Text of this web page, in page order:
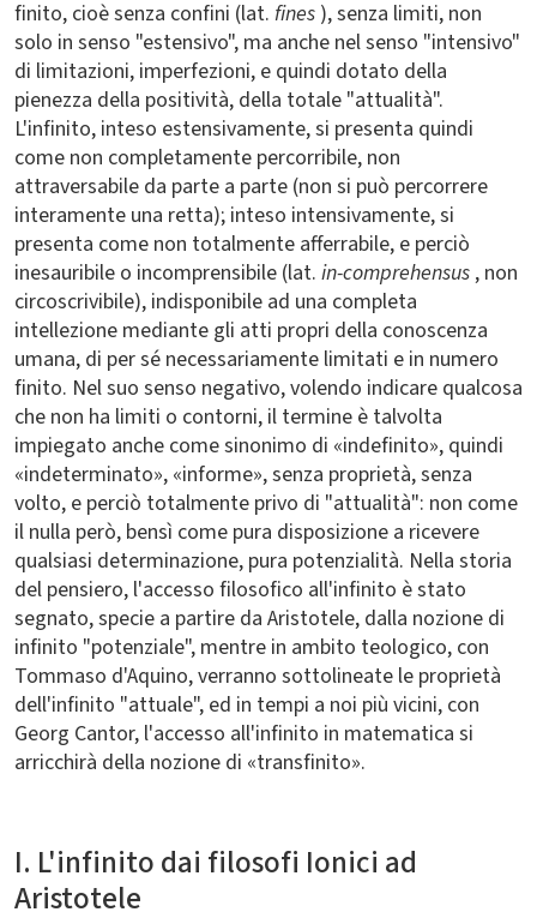
finito, cioè senza confini (lat. fines ), senza limiti, non
solo in senso "estensivo", ma anche nel senso "intensivo"
di limitazioni, imperfezioni, e quindi dotato della
pienezza della positività, della totale "attualità".
L'infinito, inteso estensivamente, si presenta quindi
come non completamente percorribile, non
attraversabile da parte a parte (non si può percorrere
interamente una retta); inteso intensivamente, si
presenta come non totalmente afferrabile, e perciò
inesauribile o incomprensibile (lat. in-comprehensus , non
circoscrivibile), indisponibile ad una completa
intellezione mediante gli atti propri della conoscenza
umana, di per sé necessariamente limitati e in numero
finito. Nel suo senso negativo, volendo indicare qualcosa
che non ha limiti o contorni, il termine è talvolta
impiegato anche come sinonimo di «indefinito», quindi
«indeterminato», «informe», senza proprietà, senza
volto, e perciò totalmente privo di "attualità": non come
il nulla però, bensì come pura disposizione a ricevere
qualsiasi determinazione, pura potenzialità. Nella storia
del pensiero, l'accesso filosofico all'infinito è stato
segnato, specie a partire da Aristotele, dalla nozione di
infinito "potenziale", mentre in ambito teologico, con
Tommaso d'Aquino, verranno sottolineate le proprietà
dell'infinito "attuale", ed in tempi a noi più vicini, con
Georg Cantor, l'accesso all'infinito in matematica si
arricchirà della nozione di «transfinito».
I. L'infinito dai filosofi Ionici ad
Aristotele